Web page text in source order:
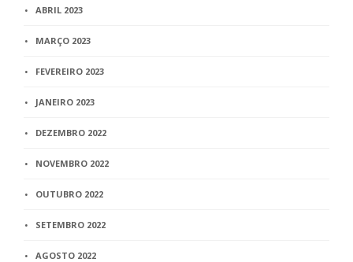
ABRIL 2023
MARÇO 2023
FEVEREIRO 2023
JANEIRO 2023
DEZEMBRO 2022
NOVEMBRO 2022
OUTUBRO 2022
SETEMBRO 2022
AGOSTO 2022